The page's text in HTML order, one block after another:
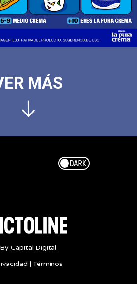
MÁS
Dark/Light
By Capital Digital
| Términos